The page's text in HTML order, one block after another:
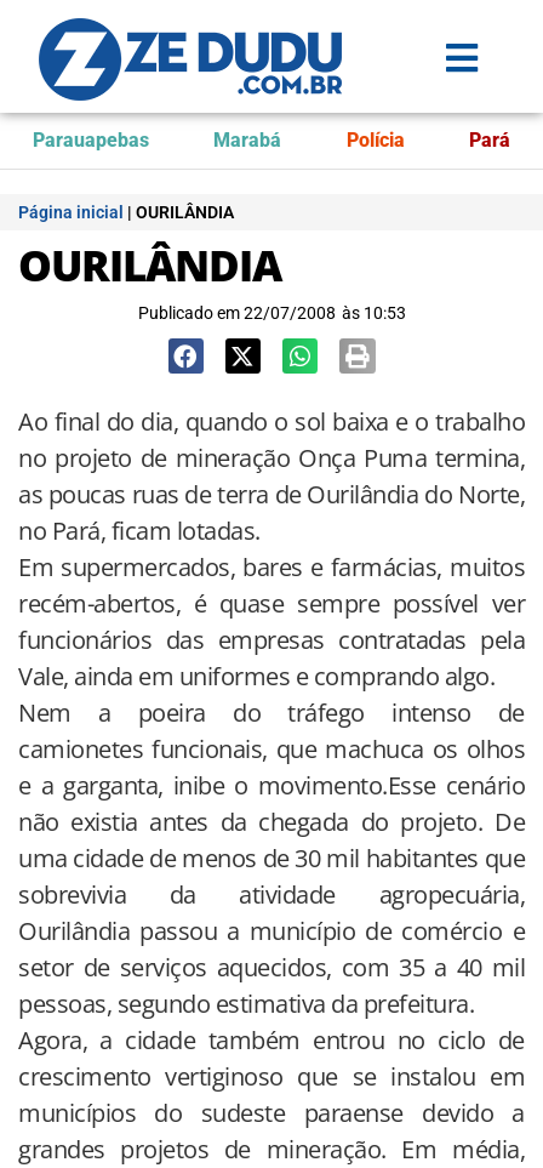
Parauapebas Marabá Polícia Pará
Página inicial | OURILÂNDIA
OURILÂNDIA
Publicado em 22/07/2008 às 10:53
Ao final do dia, quando o sol baixa e o trabalho
no projeto de mineração Onça Puma termina,
as poucas ruas de terra de Ourilândia do Norte,
no Pará, ficam lotadas.
Em supermercados, bares e farmácias, muitos
recém-abertos, é quase sempre possível ver
funcionários das empresas contratadas pela
Vale, ainda em uniformes e comprando algo.
Nem a poeira do tráfego intenso de
camionetes funcionais, que machuca os olhos
e a garganta, inibe o movimento.Esse cenário
não existia antes da chegada do projeto. De
uma cidade de menos de 30 mil habitantes que
sobrevivia da atividade agropecuária,
Ourilândia passou a município de comércio e
setor de serviços aquecidos, com 35 a 40 mil
pessoas, segundo estimativa da prefeitura.
Agora, a cidade também entrou no ciclo de
crescimento vertiginoso que se instalou em
municípios do sudeste paraense devido a
grandes projetos de mineração. Em média,